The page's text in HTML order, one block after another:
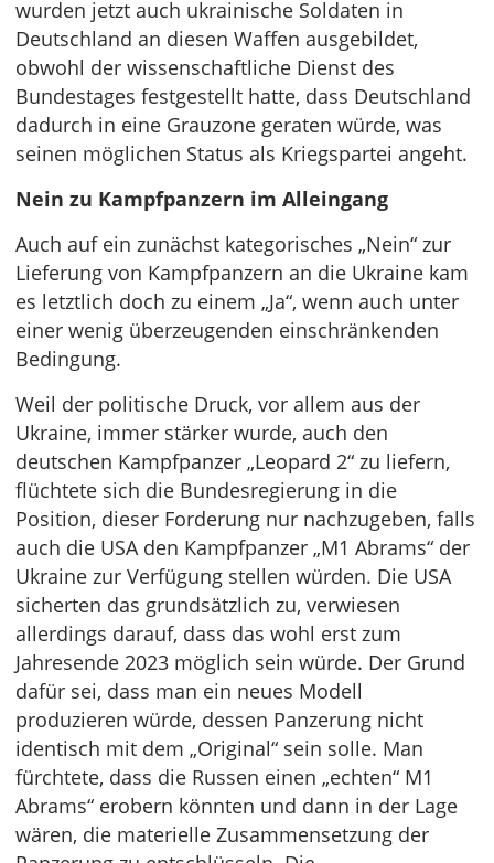
wurden jetzt auch ukrainische Soldaten in
Deutschland an diesen Waffen ausgebildet,
obwohl der wissenschaftliche Dienst des
Bundestages festgestellt hatte, dass Deutschland
dadurch in eine Grauzone geraten würde, was
seinen möglichen Status als Kriegspartei angeht.
Nein zu Kampfpanzern im Alleingang
Auch auf ein zunächst kategorisches „Nein“ zur
Lieferung von Kampfpanzern an die Ukraine kam
es letztlich doch zu einem „Ja“, wenn auch unter
einer wenig überzeugenden einschränkenden
Bedingung.
Weil der politische Druck, vor allem aus der
Ukraine, immer stärker wurde, auch den
deutschen Kampfpanzer „Leopard 2“ zu liefern,
flüchtete sich die Bundesregierung in die
Position, dieser Forderung nur nachzugeben, falls
auch die USA den Kampfpanzer „M1 Abrams“ der
Ukraine zur Verfügung stellen würden. Die USA
sicherten das grundsätzlich zu, verwiesen
allerdings darauf, dass das wohl erst zum
Jahresende 2023 möglich sein würde. Der Grund
dafür sei, dass man ein neues Modell
produzieren würde, dessen Panzerung nicht
identisch mit dem „Original“ sein solle. Man
fürchtete, dass die Russen einen „echten“ M1
Abrams“ erobern könnten und dann in der Lage
wären, die materielle Zusammensetzung der